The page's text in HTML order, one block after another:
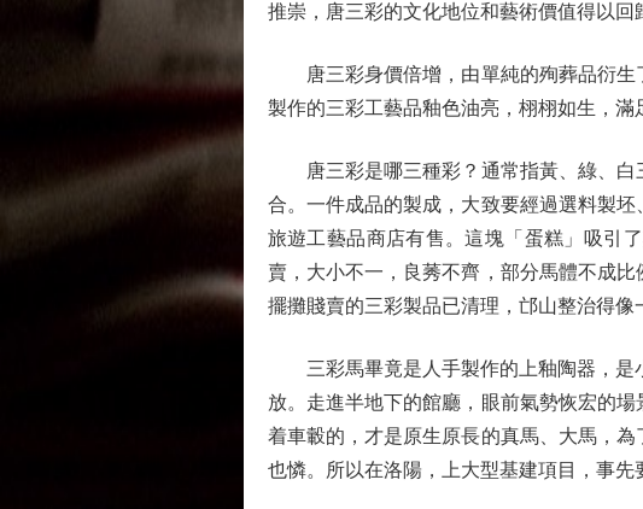
推崇，唐三彩的文化地位和藝術價值得以回
唐三彩身價倍增，由單純的殉葬品衍生
製作的三彩工藝品釉色油亮，栩栩如生，滿
唐三彩是哪三種彩？通常指黃、綠、白
合。一件成品的製成，大致要經過選料製
旅遊工藝品商店有售。這塊「蛋糕」吸引
賣，大小不一，良莠不齊，部分馬體不成
擺攤賤賣的三彩製品已清理，邙山整治得像
三彩馬畢竟是人手製作的上釉陶器，是
放。走進半地下的館廳，眼前氣勢恢宏的
着車轂的，才是原生原長的真馬、大馬，
也憐。所以在洛陽，上大型基建項目，事先